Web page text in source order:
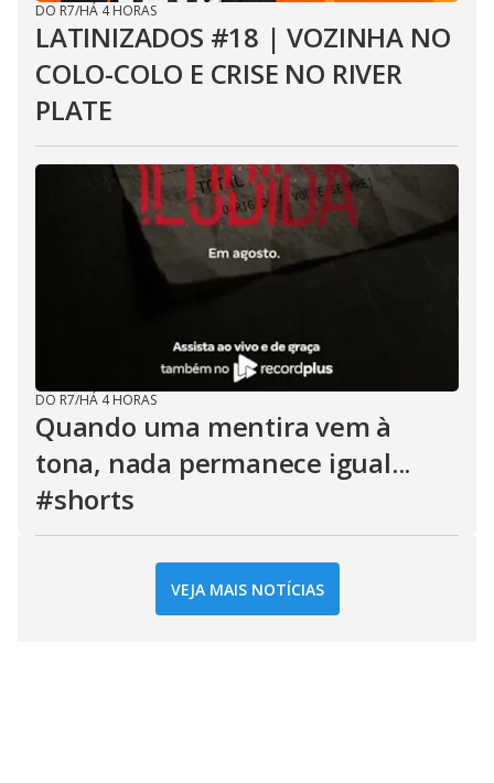
DO R7/HÁ 4 HORAS
LATINIZADOS #18 | VOZINHA NO
COLO-COLO E CRISE NO RIVER
PLATE
DO R7/HÁ 4 HORAS
Quando uma mentira vem à
tona, nada permanece igual...
#shorts
VEJA MAIS NOTÍCIAS